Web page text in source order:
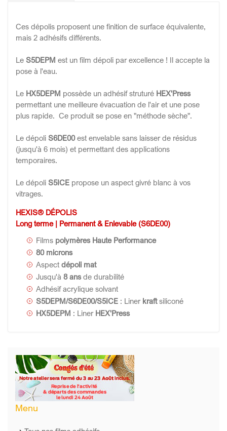
Ces dépolis proposent une finition de surface équivalente,
mais 2 adhésifs différents.
Le S5DEPM est un film dépoli par excellence ! Il accepte la
pose à l'eau.
Le HX5DEPM possède un adhésif struturé HEX'Press
permettant une meilleure évacuation de l'air et une pose
plus rapide. Ce produit se pose en "méthode sèche".
Le dépoli S6DE00est envelable sans laisser de résidus
(jusqu'à 6 mois) et permettant des applications
temporaires.
Le dépoli S5ICE propose un aspect givré blanc à vos
vitrages.
HEXIS® DÉPOLIS
Long terme | Permanent & Enlevable (S6DE00)
Films polymères Haute Performance
80 microns
Aspect dépoli mat
Jusqu'à 8 ansde durabilité
Adhésif acrylique solvant
S5DEPM/S6DE00/S5ICE : Linerkraftsiliconé
HX5DEPM : LinerHEX'Press
Menu